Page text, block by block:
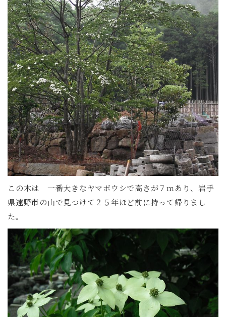
この木は 一番大きなヤマボウシで高さが７ｍあり、岩手
県遠野市の山で見つけて２５年ほど前に持って帰りまし
た。